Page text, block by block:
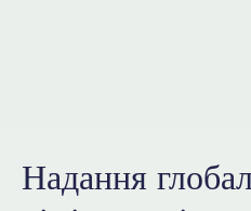
Надання